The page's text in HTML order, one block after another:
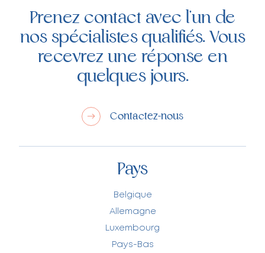
Prenez contact avec l'un de
nos spécialistes qualifiés. Vous
recevrez une réponse en
quelques jours.
Contactez-nous
Pays
Belgique
Allemagne
Luxembourg
Pays-Bas